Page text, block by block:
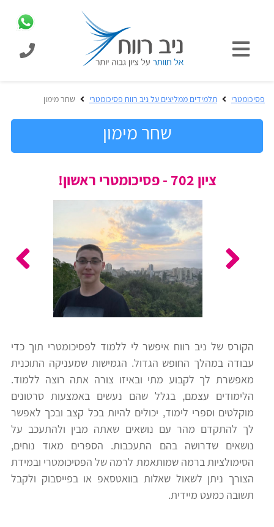
כניסת
תלמידים
לפסיכומטרי
ספרים
מידע
כללי
קורסי
פסיכומטרי
המוצרים
מבית
רווח
בחינות
הכנה
ספר
יסודיים
וחטיבות
ביניים
הכנה
למבחני
מיון
לעבודה
פסיכומטרי תלמידים ממליצים על ניב רווח פסיכומטרי שחר מימון
שחר מימון
ציון 702 - פסיכומטרי ראשון!
הקורס של ניב רווח איפשר לי ללמוד לפסיכומטרי תוך כדי
עבודה במהלך החופש הגדול. הגמישות שמעניקה התוכנית
מאפשרת לך לקבוע מתי ובאיזו צורה אתה רוצה ללמוד.
הלימודים עצמם, בגלל שהם נעשים באמצעות סרטונים
מוקלטים וספרי לימוד, יכולים להיות בכל קצב ובכך לאפשר
לך להתקדם מהר עם נושאים שאתה מבין ולהתעכב על
נושאים שדרושה בהם התעכבות. הספרים מאוד נוחים,
הסימולציות ברמה שמותאמת לרמה של הפסיכומטרי ובמידת
הצורך ניתן לשאול שאלות בוואטסאפ או בפייסבוק ולקבל
תשובה כמעט מיידית.